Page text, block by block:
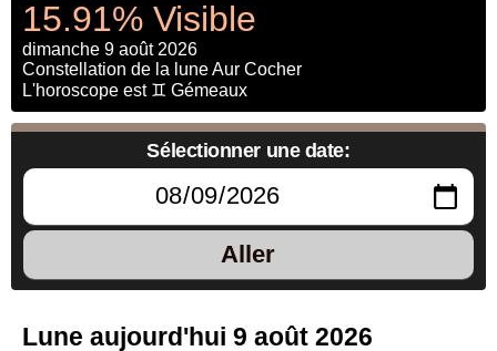
15.91% Visible
dimanche 9 août 2026
Constellation de la lune Aur Cocher
L'horoscope est ♊ Gémeaux
Sélectionner une date:
Aller
Lune aujourd'hui 9 août 2026